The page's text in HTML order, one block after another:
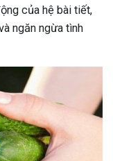
của hệ bài tiết,
ngăn ngừa tình